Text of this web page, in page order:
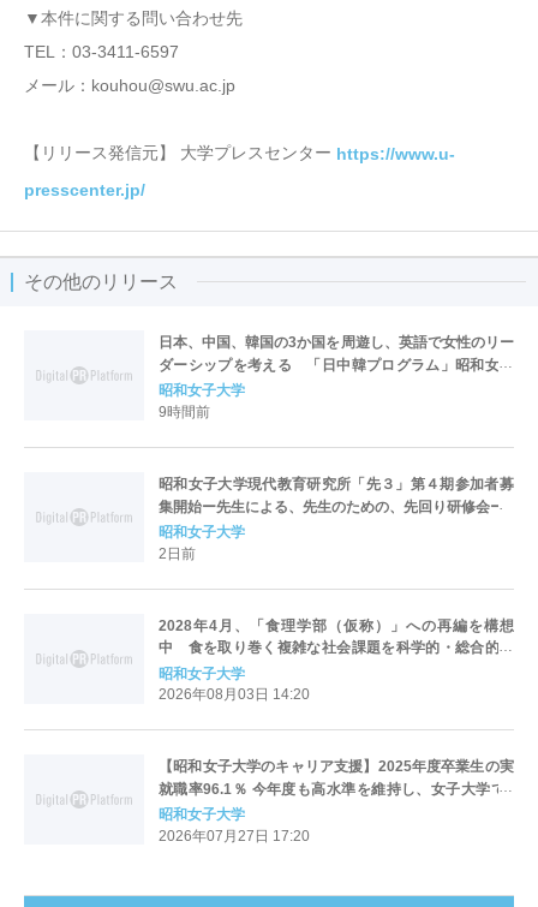
▼本件に関する問い合わせ先
TEL：03-3411-6597
メール：kouhou@swu.ac.jp
【リリース発信元】 大学プレスセンター https://www.u-
presscenter.jp/
その他のリリース
日本、中国、韓国の3か国を周遊し、英語で女性のリー
ダーシップを考える 「日中韓プログラム」昭和女子
大学で開催
昭和女子大学
9時間前
昭和女子大学現代教育研究所「先３」第４期参加者募
集開始ー先生による、先生のための、先回り研修会ー
昭和女子大学
2日前
2028年4月、「食理学部（仮称）」への再編を構想
中 食を取り巻く複雑な社会課題を科学的・総合的に
解決する人材を育成
昭和女子大学
2026年08月03日 14:20
【昭和女子大学のキャリア支援】2025年度卒業生の実
就職率96.1％ 今年度も高水準を維持し、女子大学で2
位・全大学で11位
昭和女子大学
2026年07月27日 17:20